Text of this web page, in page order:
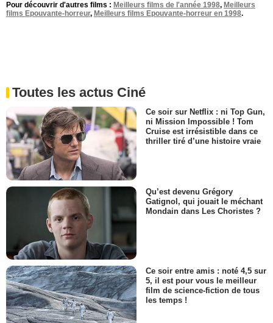
Pour découvrir d'autres films : Meilleurs films de l'année 1998, Meilleurs
films Epouvante-horreur, Meilleurs films Epouvante-horreur en 1998.
Toutes les actus Ciné
Ce soir sur Netflix : ni Top Gun,
ni Mission Impossible ! Tom
Cruise est irrésistible dans ce
thriller tiré d’une histoire vraie
Qu’est devenu Grégory
Gatignol, qui jouait le méchant
Mondain dans Les Choristes ?
Ce soir entre amis : noté 4,5 sur
5, il est pour vous le meilleur
film de science-fiction de tous
les temps !